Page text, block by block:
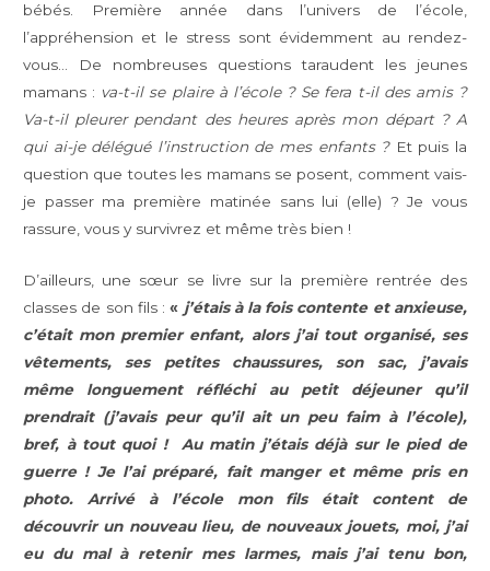
bébés. Première année dans l’univers de l’école,
l’appréhension et le stress sont évidemment au rendez-
vous… De nombreuses questions taraudent les jeunes
mamans : va-t-il se plaire à l’école ? Se fera t-il des amis ?
Va-t-il pleurer pendant des heures après mon départ ? A
qui ai-je délégué l’instruction de mes enfants ?Et puis la
question que toutes les mamans se posent, comment vais-
je passer ma première matinée sans lui (elle) ? Je vous
rassure, vous y survivrez et même très bien !
D’ailleurs, une sœur se livre sur la première rentrée des
classes de son fils :« j’étais à la fois contente et anxieuse,
c’était mon premier enfant, alors j’ai tout organisé, ses
vêtements, ses petites chaussures, son sac, j’avais
même longuement réfléchi au petit déjeuner qu’il
prendrait (j’avais peur qu’il ait un peu faim à l’école),
bref, à tout quoi ! Au matin j’étais déjà sur le pied de
guerre ! Je l’ai préparé, fait manger et même pris en
photo. Arrivé à l’école mon fils était content de
découvrir un nouveau lieu, de nouveaux jouets, moi, j’ai
eu du mal à retenir mes larmes, mais j’ai tenu bon,